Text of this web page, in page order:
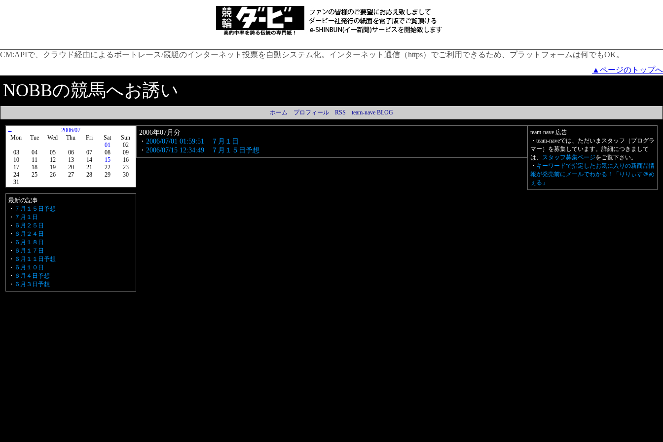
CM:APIで、クラウド経由によるボートレース/競艇のインターネット投票を自動システム化。インターネット通信（https）でご利用できるため、プラットフォームは何でもOK。
▲ページのトップへ
NOBBの競馬へお誘い
ホーム プロフィール RSS team-nave BLOG
←
2006/07
Mon
Tue Wed Thu Fri Sat
Sun
01
02
03
04 05 06 07 08
09
10
11 12 13 14 15
16
17
18 19 20 21 22
23
24
25 26 27 28 29
30
31
最新の記事
・ ７月１５日予想
・ ７月１日
・ ６月２５日
・ ６月２４日
・ ６月１８日
・ ６月１７日
・ ６月１１日予想
・ ６月１０日
・ ６月４日予想
・ ６月３日予想
2006年07月分
・ 2006/07/01 01:59:51 ７月１日
・ 2006/07/15 12:34:49 ７月１５日予想
team-nave 広告
・team-naveでは、ただいまスタッフ（プログラ
マー）を募集しています。詳細につきまして
は、 スタッフ募集ページをご覧下さい。
・ キーワードで指定したお気に入りの新商品情
報が発売前にメールでわかる！「りりぃす＠め
ぇる」